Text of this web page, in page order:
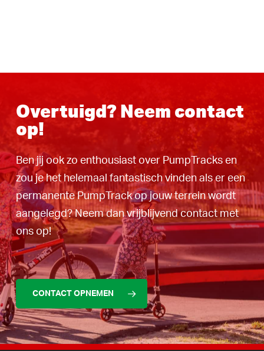
Overtuigd? Neem contact
op!
Ben jij ook zo enthousiast over PumpTracks en
zou je het helemaal fantastisch vinden als er een
permanente PumpTrack op jouw terrein wordt
aangelegd? Neem dan vrijblijvend contact met
ons op!
CONTACT OPNEMEN